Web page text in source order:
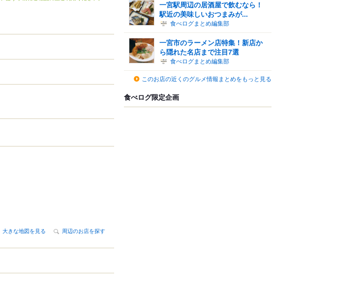
大きな地図を見る 周辺のお店を探す
一宮駅周辺の居酒屋で飲むなら！
駅近の美味しいおつまみが...
食べログまとめ編集部
一宮市のラーメン店特集！新店か
ら隠れた名店まで注目7選
食べログまとめ編集部
このお店の近くのグルメ情報まとめをもっと見る
食べログ限定企画